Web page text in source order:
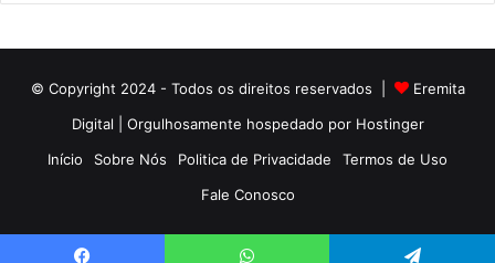
© Copyright 2024 - Todos os direitos reservados |
Eremita
Digital | Orgulhosamente hospedado por Hostinger
Início
Sobre Nós Politica de Privacidade
Termos de Uso
Fale Conosco